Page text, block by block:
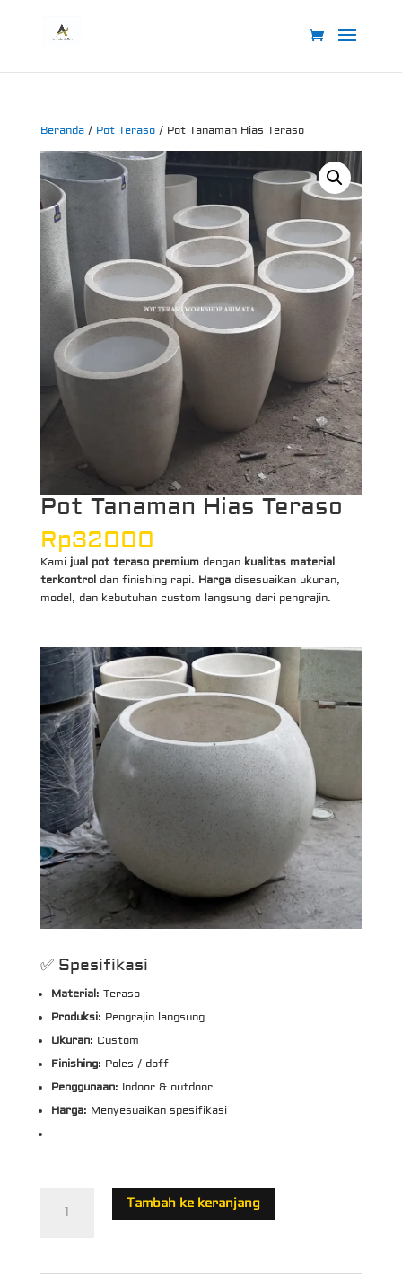
Beranda/ Pot Teraso/ Pot Tanaman Hias Teraso
Pot Tanaman Hias Teraso
Rp32000
Kami jual pot teraso premiumdengan kualitas material
terkontroldan finishing rapi. Hargadisesuaikan ukuran,
model, dan kebutuhan custom langsung dari pengrajin.
✅ Spesifikasi
Material : Teraso
Produksi: Pengrajin langsung
Ukuran: Custom
Finishing: Poles / doff
Penggunaan: Indoor & outdoor
Harga: Menyesuaikan spesifikasi
Tambah ke keranjang